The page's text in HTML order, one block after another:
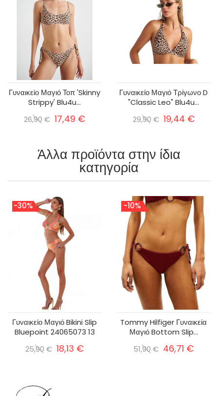
Γυναικείο Μαγιό Τοπ 'Skinny
Strippy' Blu4u...
26,90 € 17,49 €
Γυναικείο Μαγιό Τρίγωνο D
"Classic Leo" Blu4u...
29,90 € 19,44 €
Άλλα προϊόντα στην ίδια
κατηγορία
-30%
Γυναικείο Μαγιό Bikini Slip
Bluepoint 24065073 13
25,90 € 18,13 €
-10%
Tommy Hilfiger Γυναικεία
Μαγιό Bottom Slip...
51,90 € 46,71 €